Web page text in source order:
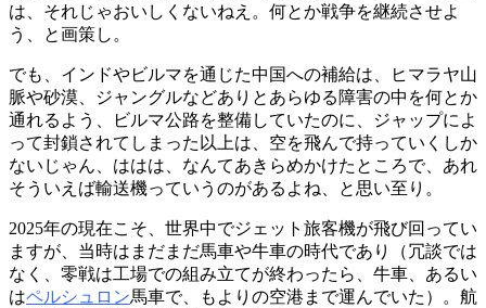
は、それじゃおいしくないねえ。何とか戦争を継続させよ
う、と画策し。
でも、インドやビルマを通じた中国への補給は、ヒマラヤ山
脈や砂漠、ジャングルなどありとあらゆる障害の中を何とか
通れるよう、ビルマ公路を整備していたのに、ジャップによ
って封鎖されてしまった以上は、空を飛んで持っていくしか
ないじゃん、ははは、なんてあきらめかけたところで、あれ
そういえば輸送機っていうのがあるよね、と思い至り。
2025年の現在こそ、世界中でジェット旅客機が飛び回ってい
ますが、当時はまだまだ馬車や牛車の時代であり（冗談では
なく、零戦は工場での組み立てが終わったら、牛車、あるい
はペルシュロン馬車で、もよりの空港まで運んでいた）。航